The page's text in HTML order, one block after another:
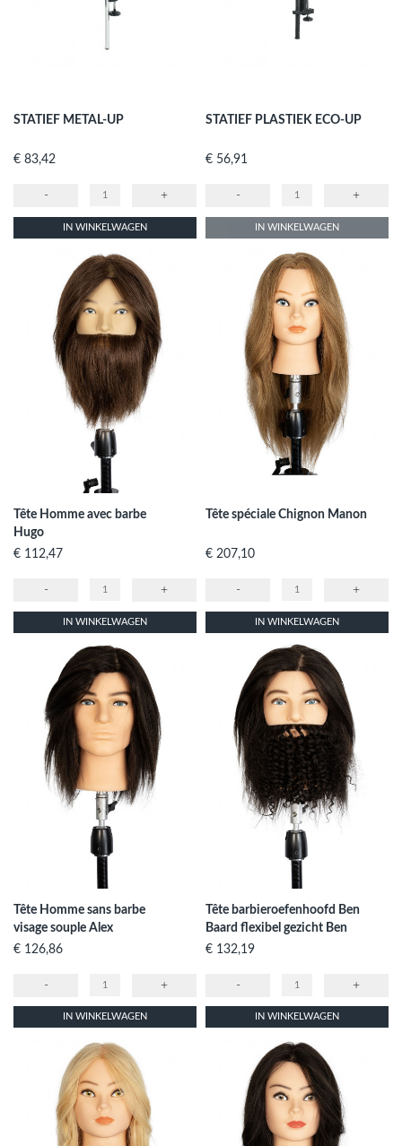
STATIEF METAL-UP
Prijs
€ 83,42
- +
IN WINKELWAGEN
STATIEF PLASTIEK ECO-UP
Prijs
€ 56,91
- +
IN WINKELWAGEN
Tête Homme avec barbe
Hugo
Prijs
€ 112,47
- +
IN WINKELWAGEN
Tête spéciale Chignon Manon
Prijs
€ 207,10
- +
IN WINKELWAGEN
Tête Homme sans barbe
visage souple Alex
Prijs
€ 126,86
- +
IN WINKELWAGEN
Tête barbieroefenhoofd Ben
Baard flexibel gezicht Ben
Prijs
€ 132,19
- +
IN WINKELWAGEN